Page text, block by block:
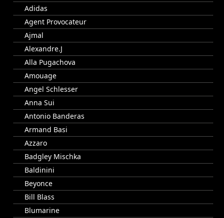
Adidas
Agent Provocateur
Ajmal
Alexandre.J
Alla Pugachova
Amouage
Angel Schlesser
Anna Sui
Antonio Banderas
Armand Basi
Azzaro
Badgley Mischka
Baldinini
Beyonce
Bill Blass
Blumarine